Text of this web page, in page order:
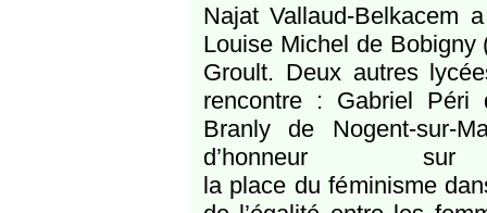
Najat Vallaud-Belkacem
Louise Michel de
Groult. Deux autres
rencontre : Gabriel Péri
Branly de Nogent-sur-
d’honneur
la place du féminisme